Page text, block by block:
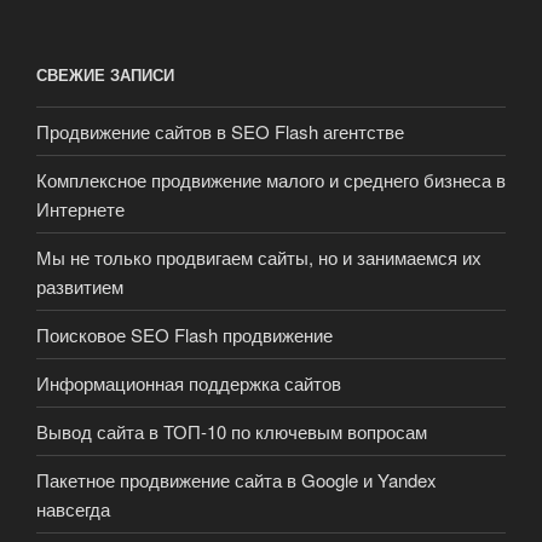
СВЕЖИЕ ЗАПИСИ
Продвижение сайтов в SEO Flash агентстве
Комплексное продвижение малого и среднего бизнеса в
Интернете
Мы не только продвигаем сайты, но и занимаемся их
развитием
Поисковое SEO Flash продвижение
Информационная поддержка сайтов
Вывод сайта в ТОП-10 по ключевым вопросам
Пакетное продвижение сайта в Google и Yandex
навсегда